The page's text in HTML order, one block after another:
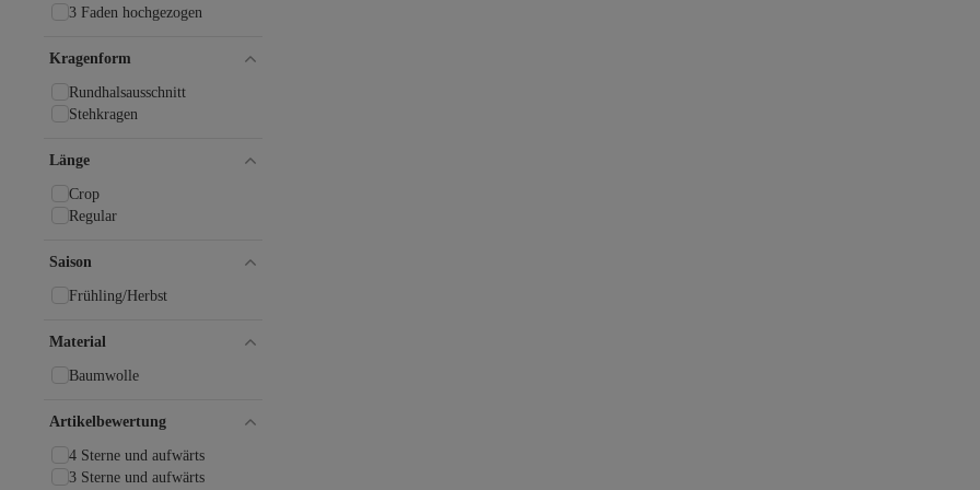
Manuka
MODAGEN
MOONBULL
myMo
New Balance
ONLY
Only Carmakoma
PAULMARK
Ragwear
Schiesser
Swist
The North Face
Tom Tailor Denim
3 Faden hochgezogen
Kragenform
Rundhalsausschnitt
Stehkragen
Länge
Crop
Regular
Saison
Frühling/Herbst
Material
Baumwolle
Artikelbewertung
4 Sterne und aufwärts
3 Sterne und aufwärts